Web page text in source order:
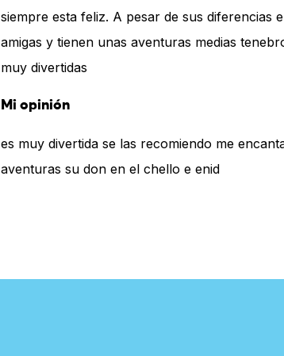
siempre esta feliz. A pesar de sus diferencias
amigas y tienen unas aventuras medias
muy divertidas
Mi opinión
es muy divertida se las recomiendo me
aventuras su don en el chello e enid